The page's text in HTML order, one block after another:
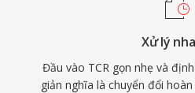
Xử lý
Đầu vào TCR gọn nhẹ và
giản nghĩa là chuyển đổi